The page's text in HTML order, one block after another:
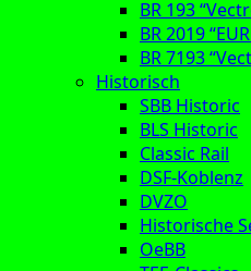
BR 193
BR 2019
BR 7193
Historisch
SBB Historic
BLS Historic
Classic Rail
DSF-Koblenz
DVZO
Historische
OeBB